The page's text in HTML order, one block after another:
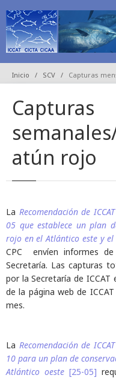
Inicio SCV Capturas
Capturas
atún rojo
La Recomendación de
05 que establece un plan
rojo en el Atlántico este y
CPC envíen informes
Secretaría. Las capturas
por la Secretaría de
de la página web de
mes.
La Recomendación de
10 para un plan de
Atlántico oeste [25-05]